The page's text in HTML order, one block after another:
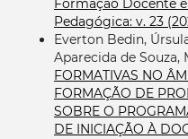
Pedagógica: v. 23
Everton Bedin,
Aparecida de Souza,
FORMATIVAS NO
FORMAÇÃO DE
SOBRE O
DE INICIAÇÃO À